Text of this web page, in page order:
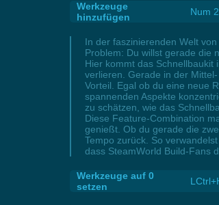
Werkzeuge
hinzufügen
Num 2
In der faszinierenden Welt
Problem: Du willst gerade die
Hier kommt das Schnellbaukit
verlieren. Gerade in der
Vorteil. Egal ob du eine neue
spannenden Aspekte
zu schätzen, wie das
Diese Feature-Combination
genießt. Ob du gerade die
Tempo zurück. So
dass SteamWorld Build-Fans
Werkzeuge auf 0
setzen